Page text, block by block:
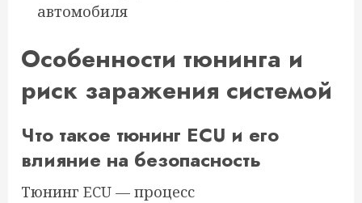
автомобиля
Особенности тюнинга и
риск заражения системой
Что такое тюнинг ECU и его
влияние на безопасность
Тюнинг ECU — процесс